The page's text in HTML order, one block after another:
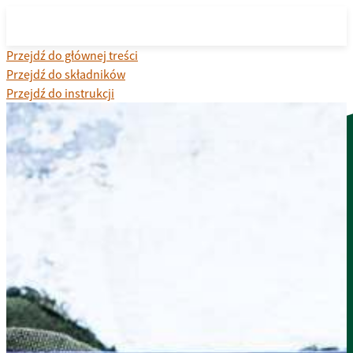
Przejdź do głównej treści
Przejdź do składników
Przejdź do instrukcji